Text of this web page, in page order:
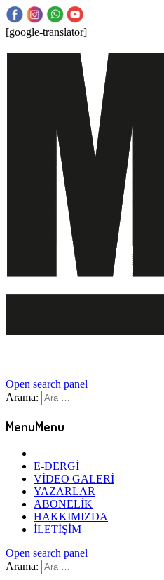
[google-translator]
Open search panel
Arama:
MenuMenu
E-DERGİ
VİDEO GALERİ
YAZARLAR
ABONELİK
HAKKIMIZDA
İLETİŞİM
Open search panel
Arama: